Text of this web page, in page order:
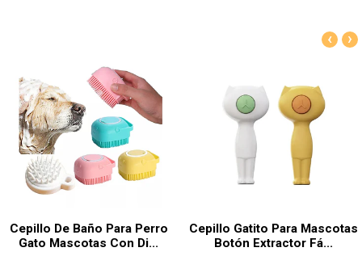
Cepillo De Baño Para Perro
Gato Mascotas Con Di...
Cepillo Gatito Para Mascotas
Botón Extractor Fá...
‹ ›